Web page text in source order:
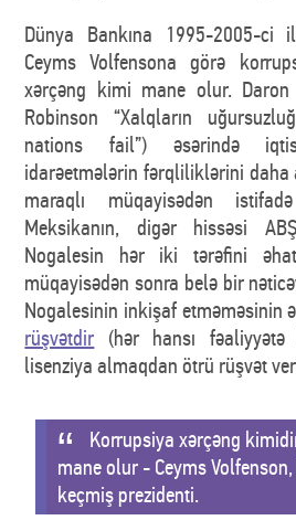
Dünya Bankına 1995-2005-ci
Ceyms Volfensona görə
xərçəng kimi mane olur.
Robinson “Xalqların
nations fail”) əsərində
idarəetmələrin fərqliliklərini daha
maraqlı müqayisədən
Meksikanın, digər hissəsi
Nogalesin hər iki tərəfini
müqayisədən sonra belə bir
Nogalesinin inkişaf etməməsinin
rüşvətdir (hər hansı
lisenziya almaqdan ötrü rüşvət
Korrupsiya xərçəng
mane olur - Ceyms Volfenson,
keçmiş prezidenti.